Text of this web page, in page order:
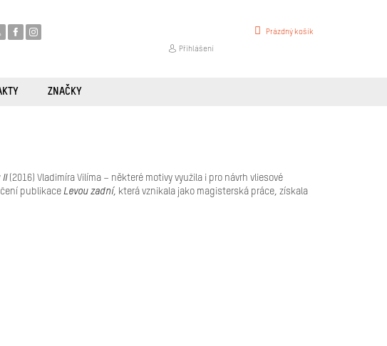
Přihlášení
NÁKUPNÍ
Prázdný košík
ZNAČKY
II(2016) Vladimíra Vilíma – některé motivy využila i pro návrh vliesové
publikace Levou zadní, která vznikala jako magisterská práce, získala